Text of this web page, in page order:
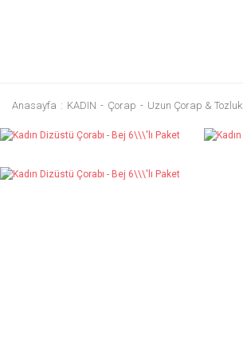
Anasayfa KADIN Çorap Uzun Çorap & Tozluk